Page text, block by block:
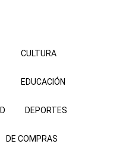
CULTURA
EDUCACIÓN
DEPORTES
DE COMPRAS